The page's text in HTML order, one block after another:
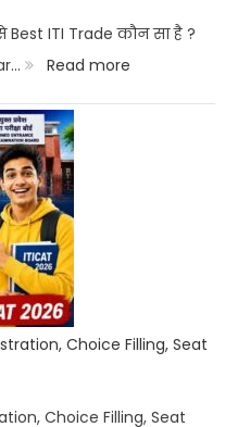
Best ITI Trade कौन सा है ?
Read more:
Bihar
ITI
Salary
Choice Filling, Seat
Choice Filling, Seat